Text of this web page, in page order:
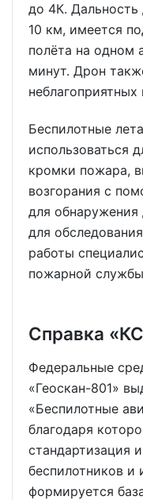
до 4К. Дальность
10 км, имеется
полёта на одном
минут. Дрон
Беспилотные
использоваться
кромки пожара,
возгорания с
для
для
работы
пожарной
Справка
Федеральные
«Геоскан-801»
«Беспилотные
благодаря
стандартизация
беспилотников
формируется